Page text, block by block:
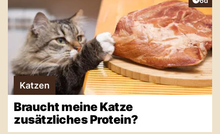
Katzen
Braucht meine Katze
zusätzliches Protein?